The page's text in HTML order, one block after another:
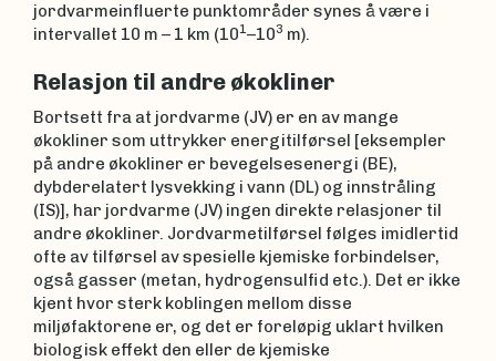
jordvarmeinfluerte punktområder synes å være i
intervallet 10 m – 1 km (101–103 m).
Relasjon til andre økokliner
Bortsett fra at jordvarme (JV) er en av mange
økokliner som uttrykker energitilførsel [eksempler
på andre økokliner er bevegelsesenergi (BE),
dybderelatert lysvekking i vann (DL) og innstråling
(IS)], har jordvarme (JV) ingen direkte relasjoner til
andre økokliner. Jordvarmetilførsel følges imidlertid
ofte av tilførsel av spesielle kjemiske forbindelser,
også gasser (metan, hydrogensulfid etc.). Det er ikke
kjent hvor sterk koblingen mellom disse
miljøfaktorene er, og det er foreløpig uklart hvilken
biologisk effekt den eller de kjemiske